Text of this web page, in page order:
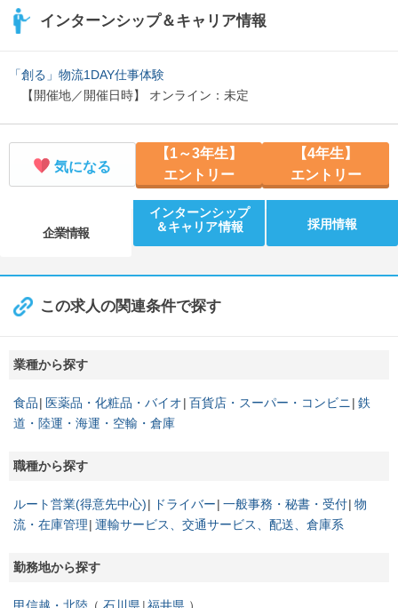
インターンシップ＆キャリア情報
「創る」物流1DAY仕事体験
【開催地／開催日時】 オンライン：未定
気になる
【1～3年生】
エントリー
【4年生】
エントリー
企業情報
インターンシップ
＆キャリア情報
採用情報
この求人の関連条件で探す
業種から探す
食品 医薬品・化粧品・バイオ 百貨店・スーパー・コンビニ 鉄
道・陸運・海運・空輸・倉庫
職種から探す
ルート営業(得意先中心) ドライバー 一般事務・秘書・受付 物
流・在庫管理 運輸サービス、交通サービス、配送、倉庫系
勤務地から探す